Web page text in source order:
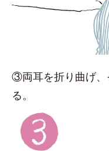
③両耳を折り曲げ、
る。